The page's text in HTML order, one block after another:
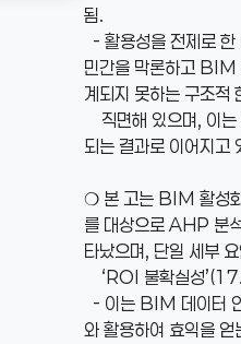
됨.
- 활용성을 전제로 한
민간을 막론하고 BIM
계되지 못하는 구조적
직면해 있으며, 이는
되는 결과로 이어지고
❍ 본 고는 BIM 활성
를 대상으로 AHP 분
타났으며, 단일 세부
‘ROI 불확실성
- 이는 BIM 데이터
와 활용하여 효익을